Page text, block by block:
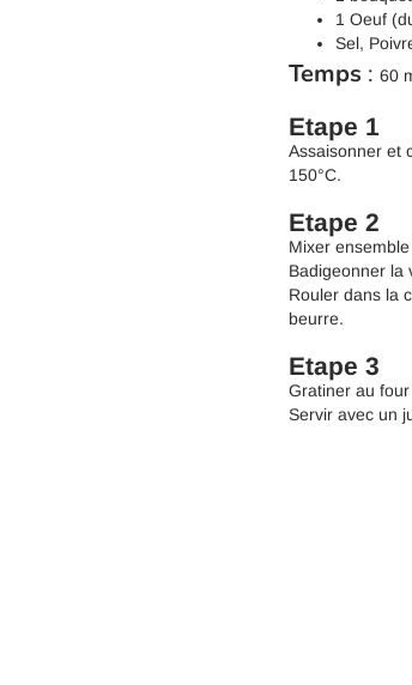
1 Oeuf
Sel,
Temps : 60
Etape 1
Assaisonner et
150°C.
Etape 2
Mixer
Badigeonner la
Rouler dans la
beurre.
Etape 3
Gratiner au
Servir avec un